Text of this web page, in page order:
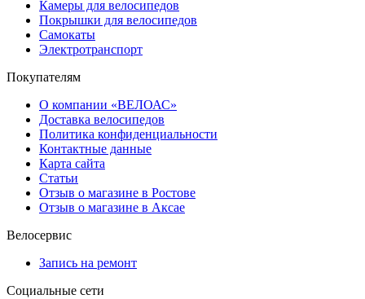
Камеры для велосипедов
Покрышки для велосипедов
Самокаты
Электротранспорт
Покупателям
О компании «ВЕЛОАС»
Доставка велосипедов
Политика конфиденциальности
Контактные данные
Карта сайта
Статьи
Отзыв о магазине в Ростове
Отзыв о магазине в Аксае
Велосервис
Запись на ремонт
Социальные сети